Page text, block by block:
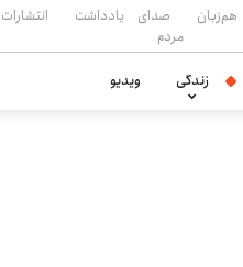
هم‌زبان
صدای
مردم
یادداشت انتشارات
زندگی ویدیو